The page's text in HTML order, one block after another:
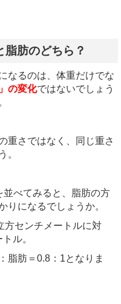
肪のどちら？
なるのは、体重だけでな
の変化ではないでしょう
重さではなく、同じ重さ
。
べてみると、脂肪の方
りになるでしょうか。
方センチメートルに対
ル。
脂肪＝0.8：1となりま